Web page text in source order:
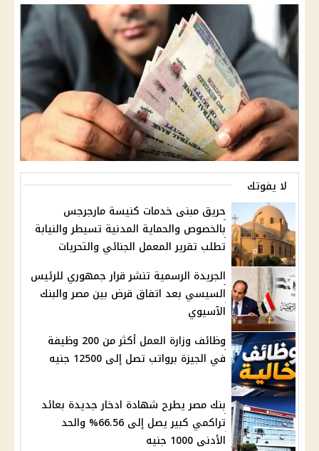
لا يفوتك
حريق مبنى خدمات كنيسة مارجرجس
بالخصوص والحماية المدنية تسيطر والنيابة
تطلب تقرير المعمل الجنائي والتحريات
الجريدة الرسمية تنشر قرار جمهوري للرئيس
السيسي بعد اتفاق قرض بين مصر والبنك
الآسيوي
وظائف وزارة العمل أكثر من 200 وظيفة
في الجيزة برواتب تصل إلى 12500 جنيه
بنك مصر يطرح شهادة ادخار جديدة بعائد
تراكمي كبير يصل إلى 66.56% والحد
الأدنى 1000 جنيه